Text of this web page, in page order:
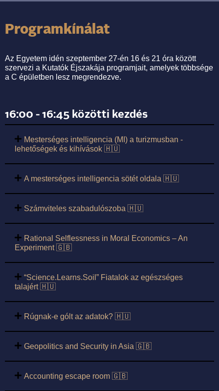
Programkínálat
Az Egyetem idén szeptember 27-én 16 és 21 óra között
szervezi a Kutatók Éjszakája programjait, amelyek többsége
a C épületben lesz megrendezve.
16:00 - 16:45 közötti kezdés
Mesterséges intelligencia (MI) a turizmusban -
lehetőségek és kihívások 🇭🇺
A mesterséges intelligencia sötét oldala 🇭🇺
Számviteles szabadulószoba 🇭🇺
Rational Selflessness in Moral Economics – An
Experiment 🇬🇧
“Science.Learns.Soil” Fiatalok az egészséges
talajért 🇭🇺
Rúgnak-e gólt az adatok? 🇭🇺
Geopolitics and Security in Asia 🇬🇧
Accounting escape room 🇬🇧